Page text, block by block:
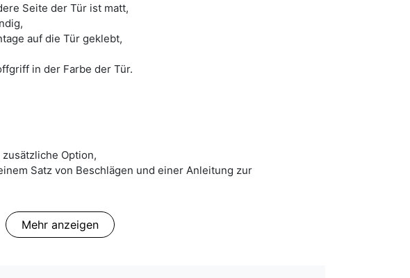
Seite der Tür ist matt,
auf die Tür geklebt,
in der Farbe der Tür.
Option,
Satz von Beschlägen und einer Anleitung zur
Mehr anzeigen